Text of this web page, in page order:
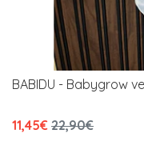
BABIDU - Babygrow
11,45€ 22,90€